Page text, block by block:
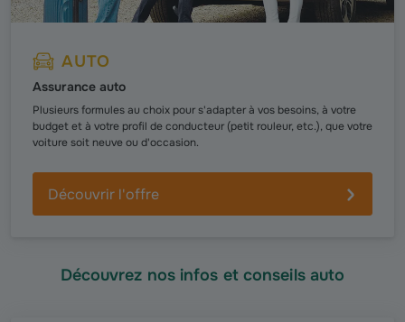
AUTO
Assurance auto
Plusieurs formules au choix pour s'adapter à vos besoins, à votre
budget et à votre profil de conducteur (petit rouleur, etc.), que votre
voiture soit neuve ou d'occasion.
Découvrir l'offre
Découvrez nos infos et conseils auto